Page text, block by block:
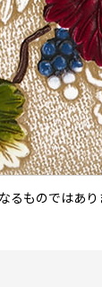
ものではあ